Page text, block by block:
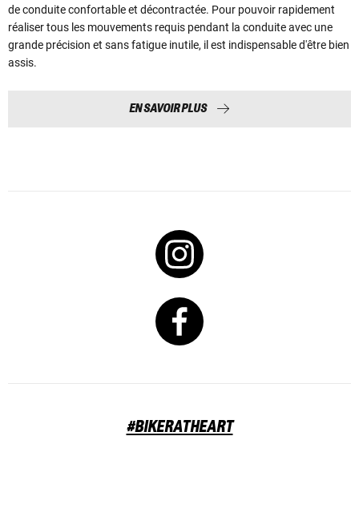
de conduite confortable et décontractée. Pour pouvoir rapidement
réaliser tous les mouvements requis pendant la conduite avec une
grande précision et sans fatigue inutile, il est indispensable d'être bien
assis.
EN SAVOIR PLUS
#BIKERATHEART